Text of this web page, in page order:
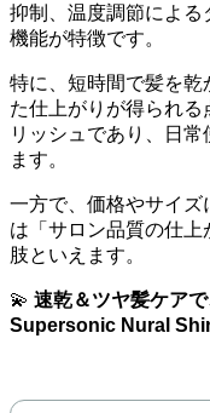
抑制、温度調節による
機能が特徴です。
特に、短時間で髪を乾
た仕上がりが得られる
リッシュであり、日
ます。
一方で、価格やサイズ
は「サロン品質の仕
肢といえます。
💫 速乾＆ツヤ髪ケア
Supersonic Nural